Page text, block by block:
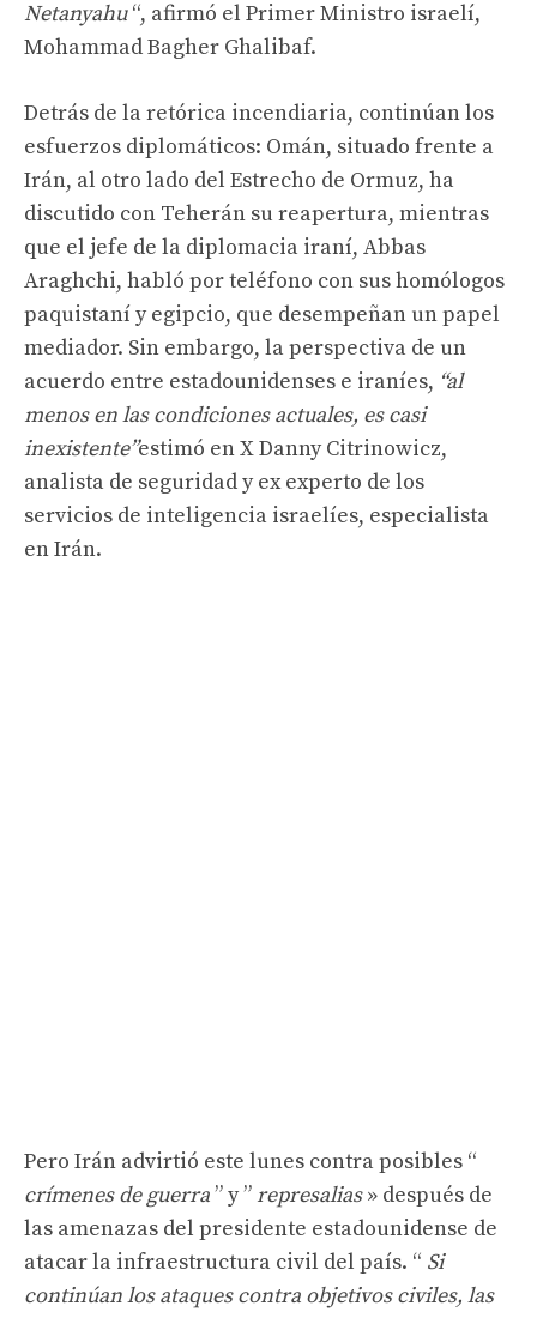
Netanyahu“, afirmó el Primer Ministro israelí,
Mohammad Bagher Ghalibaf.
Detrás de la retórica incendiaria, continúan los
esfuerzos diplomáticos: Omán, situado frente a
Irán, al otro lado del Estrecho de Ormuz, ha
discutido con Teherán su reapertura, mientras
que el jefe de la diplomacia iraní, Abbas
Araghchi, habló por teléfono con sus homólogos
paquistaní y egipcio, que desempeñan un papel
mediador. Sin embargo, la perspectiva de un
acuerdo entre estadounidenses e iraníes, “al
menos en las condiciones actuales, es casi
inexistente”estimó en X Danny Citrinowicz,
analista de seguridad y ex experto de los
servicios de inteligencia israelíes, especialista
en Irán.
Pero Irán advirtió este lunes contra posibles “
crímenes de guerra” y ” represalias» después de
las amenazas del presidente estadounidense de
atacar la infraestructura civil del país. “ Si
continúan los ataques contra objetivos civiles, las